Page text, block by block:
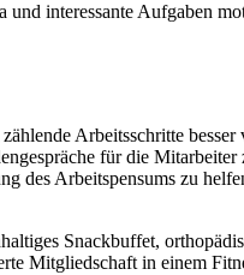
interessante Aufgaben
Arbeitsschritte besser
für die Mitarbeiter
des Arbeitspensums zu
Snackbuffet,
Mitgliedschaft in einem